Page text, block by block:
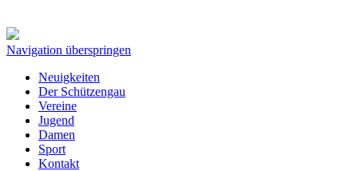
Navigation überspringen
Neuigkeiten
Der Schützengau
Vereine
Jugend
Damen
Sport
Kontakt